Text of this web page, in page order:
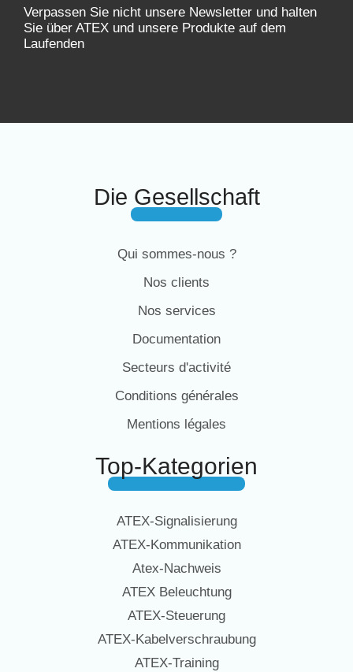
Verpassen Sie nicht unsere Newsletter und halten
Sie über ATEX und unsere Produkte auf dem
Laufenden
Die Gesellschaft
Qui sommes-nous ?
Nos clients
Nos services
Documentation
Secteurs d'activité
Conditions générales
Mentions légales
Top-Kategorien
ATEX-Signalisierung
ATEX-Kommunikation
Atex-Nachweis
ATEX Beleuchtung
ATEX-Steuerung
ATEX-Kabelverschraubung
ATEX-Training